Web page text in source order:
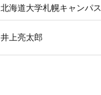
北海道大学札幌キャンパス
井上亮太郎